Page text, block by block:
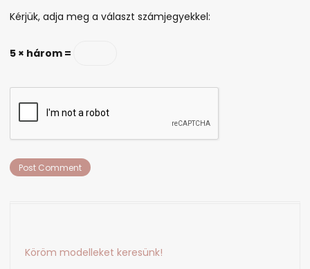
Kérjük, adja meg a választ számjegyekkel:
5 × három =
Köröm modelleket keresünk!